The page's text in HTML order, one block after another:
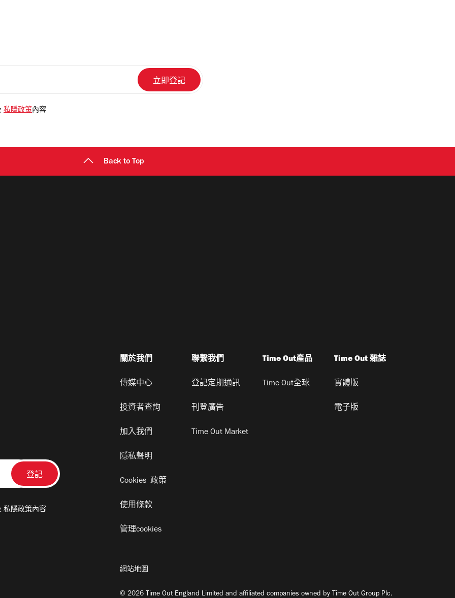
私隱政策 內容
Back to Top
私隱政策內容
關於我們
傳媒中心
投資者查詢
加入我們
隱私聲明
Cookies 政策
使用條款
管理cookies
聯繫我們
登記定期通訊
刊登廣告
Time Out Market
Time Out產品
Time Out全球
Time Out 雜誌
實體版
電子版
網站地圖
© 2026 Time Out England Limited and affiliated companies owned by Time Out Group Plc.